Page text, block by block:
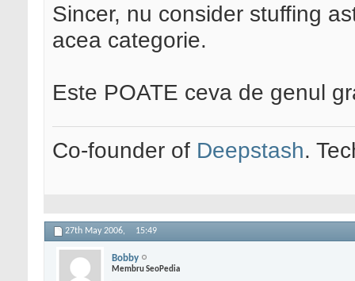
Sincer, nu consider stuffing
acea categorie.
Este POATE ceva de genul
Co-founder of Deepstash.
27th May 2006, 15:49
Bobby
Membru SeoPedia